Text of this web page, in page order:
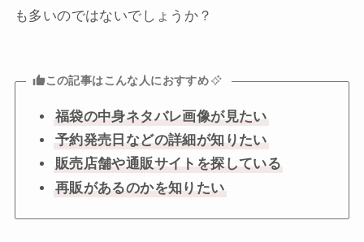
も多いのではないでしょうか？
この記事はこんな人におすすめ
福袋の中身ネタバレ画像が見たい
予約発売日などの詳細が知りたい
販売店舗や通販サイトを探している
再販があるのかを知りたい